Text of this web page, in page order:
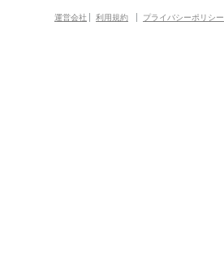
運営会社 利用規約 プライバシーポリシー